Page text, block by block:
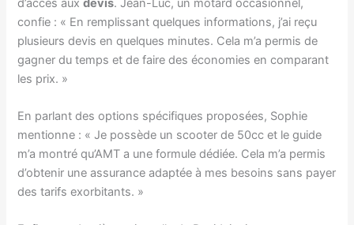
d’accès auxdevis. Jean-Luc, un motard occasionnel,
confie : « En remplissant quelques informations, j’ai reçu
plusieurs devis en quelques minutes. Cela m’a permis de
gagner du temps et de faire des économies en comparant
les prix. »
En parlant des options spécifiques proposées, Sophie
mentionne : « Je possède un scooter de 50cc et le guide
m’a montré qu’AMT a une formule dédiée. Cela m’a permis
d’obtenir une assurance adaptée à mes besoins sans payer
des tarifs exorbitants. »